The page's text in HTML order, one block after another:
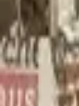
Skuespillere
Podobne seriale
If you liked The